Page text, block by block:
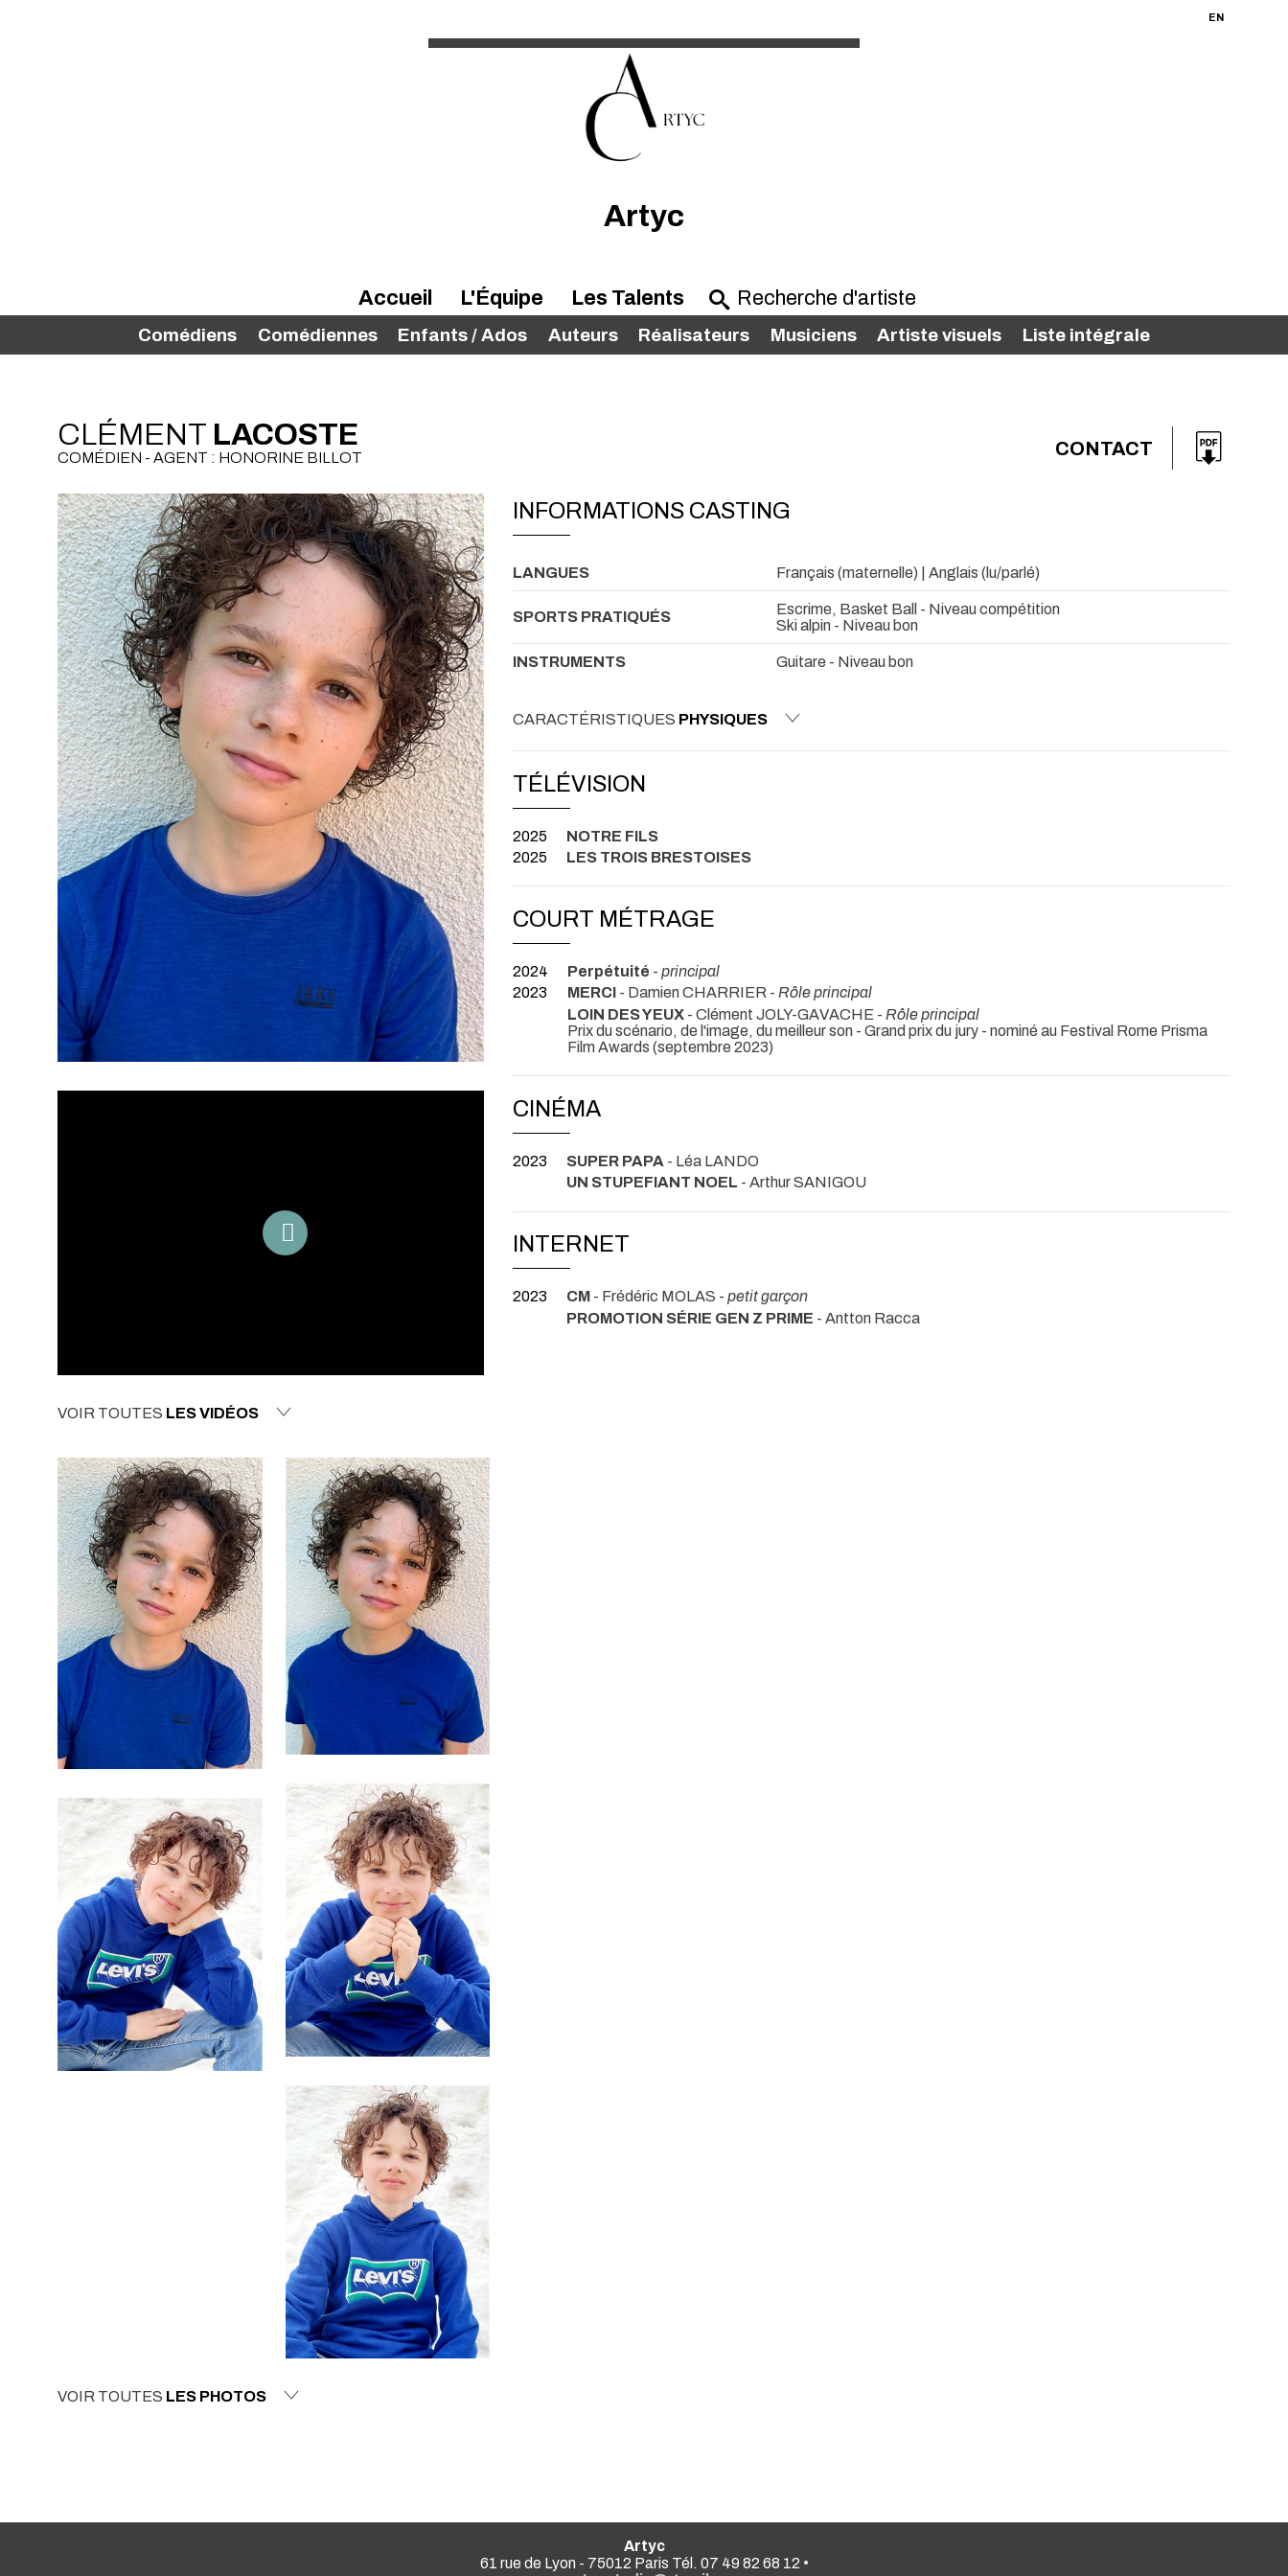
EN
Artyc
Accueil L'Équipe Les Talents
Comédiens Comédiennes Enfants / Ados Auteurs Réalisateurs Musiciens Artiste visuels Liste intégrale
CLÉMENT LACOSTE
COMÉDIEN - AGENT : HONORINE BILLOT CONTACT
VOIR TOUTES LES VIDÉOS
VOIR TOUTES LES PHOTOS
INFORMATIONS CASTING
LANGUES Français (maternelle) | Anglais (lu/parlé)
SPORTS PRATIQUÉS
Escrime, Basket Ball - Niveau compétition
Ski alpin - Niveau bon
INSTRUMENTS Guitare - Niveau bon
CARACTÉRISTIQUES PHYSIQUES
TÉLÉVISION
2025
NOTRE FILS
2025
LES TROIS BRESTOISES
COURT MÉTRAGE
2024 Perpétuité - principal
2023
MERCI - Damien CHARRIER - Rôle principal
LOIN DES YEUX - Clément JOLY-GAVACHE - Rôle principal
Prix du scénario, de l'image, du meilleur son - Grand prix du jury - nominé au Festival Rome Prisma
Film Awards (septembre 2023)
CINÉMA
2023 SUPER PAPA - Léa LANDO
UN STUPEFIANT NOEL - Arthur SANIGOU
INTERNET
2023 CM - Frédéric MOLAS - petit garçon
PROMOTION SÉRIE GEN Z PRIME - Antton Racca
Artyc
61 rue de Lyon - 75012 Paris Tél. 07 49 82 68 12 •